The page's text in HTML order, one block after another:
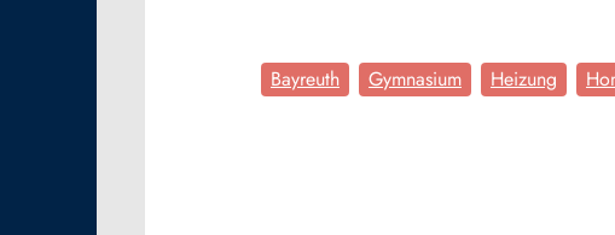
Bayreuth Gymnasium Heizung